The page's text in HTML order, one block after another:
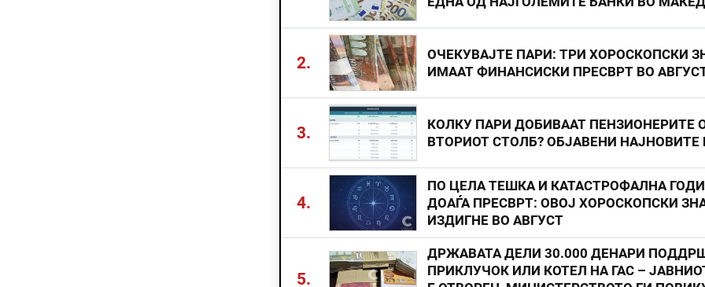
2.
ОЧЕКУВАЈТЕ ПАРИ: ТРИ ХОРОСКОПСКИ
ИМААТ ФИНАНСИСКИ ПРЕСВРТ ВО
3.
КОЛКУ ПАРИ ДОБИВААТ ПЕНЗИОНЕРИТЕ
ВТОРИОТ СТОЛБ? ОБЈАВЕНИ НАЈНОВИТЕ
4.
ПО ЦЕЛА ТЕШКА И КАТАСТРОФАЛНА
ДОАЃА ПРЕСВРТ: ОВОЈ ХОРОСКОПСКИ
ИЗДИГНЕ ВО АВГУСТ
5.
ДРЖАВАТА ДЕЛИ 30.000 ДЕНАРИ
ПРИКЛУЧОК ИЛИ КОТЕЛ НА ГАС –